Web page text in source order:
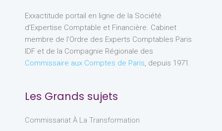
Exxactitude portail en ligne de la Société
d’Expertise Comptable et Financière. Cabinet
membre de l’Ordre des Experts Comptables Paris
IDF et de la Compagnie Régionale des
Commissaire aux Comptes de Paris, depuis 1971.
Les Grands sujets
Commissariat À La Transformation